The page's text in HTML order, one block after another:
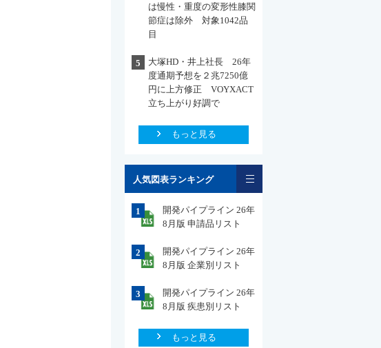
は慢性・重度の変形性膝関
節症は除外 対象1042品
目
5
大塚HD・井上社長 26年
度通期予想を２兆7250億
円に上方修正 VOYXACT
立ち上がり好調で
もっと見る
人気図表ランキング
1
開発パイプライン 26年
8月版 申請品リスト
2
開発パイプライン 26年
8月版 企業別リスト
3
開発パイプライン 26年
8月版 疾患別リスト
もっと見る